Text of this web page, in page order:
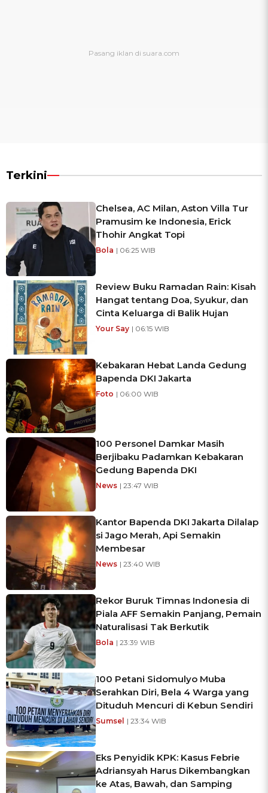
Terkini
Chelsea, AC Milan, Aston Villa Tur
Pramusim ke Indonesia, Erick
Thohir Angkat Topi
Bola | 06:25 WIB
Review Buku Ramadan Rain: Kisah
Hangat tentang Doa, Syukur, dan
Cinta Keluarga di Balik Hujan
Your Say | 06:15 WIB
Kebakaran Hebat Landa Gedung
Bapenda DKI Jakarta
Foto | 06:00 WIB
100 Personel Damkar Masih
Berjibaku Padamkan Kebakaran
Gedung Bapenda DKI
News | 23:47 WIB
Kantor Bapenda DKI Jakarta Dilalap
si Jago Merah, Api Semakin
Membesar
News | 23:40 WIB
Rekor Buruk Timnas Indonesia di
Piala AFF Semakin Panjang, Pemain
Naturalisasi Tak Berkutik
Bola | 23:39 WIB
100 Petani Sidomulyo Muba
Serahkan Diri, Bela 4 Warga yang
Dituduh Mencuri di Kebun Sendiri
Sumsel | 23:34 WIB
Eks Penyidik KPK: Kasus Febrie
Adriansyah Harus Dikembangkan
ke Atas, Bawah, dan Samping